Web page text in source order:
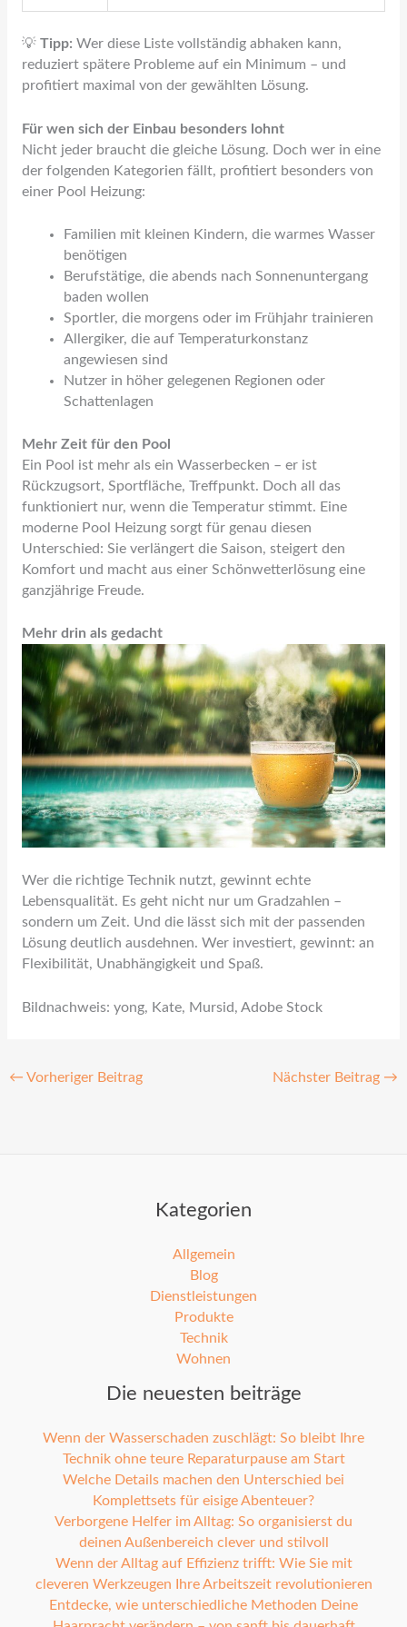
💡 Tipp: Wer diese Liste vollständig abhaken kann,
reduziert spätere Probleme auf ein Minimum – und
profitiert maximal von der gewählten Lösung.
Für wen sich der Einbau besonders lohnt
Nicht jeder braucht die gleiche Lösung. Doch wer in eine
der folgenden Kategorien fällt, profitiert besonders von
einer Pool Heizung:
Familien mit kleinen Kindern, die warmes Wasser
benötigen
Berufstätige, die abends nach Sonnenuntergang
baden wollen
Sportler, die morgens oder im Frühjahr trainieren
Allergiker, die auf Temperaturkonstanz
angewiesen sind
Nutzer in höher gelegenen Regionen oder
Schattenlagen
Mehr Zeit für den Pool
Ein Pool ist mehr als ein Wasserbecken – er ist
Rückzugsort, Sportfläche, Treffpunkt. Doch all das
funktioniert nur, wenn die Temperatur stimmt. Eine
moderne Pool Heizung sorgt für genau diesen
Unterschied: Sie verlängert die Saison, steigert den
Komfort und macht aus einer Schönwetterlösung eine
ganzjährige Freude.
Mehr drin als gedacht
Wer die richtige Technik nutzt, gewinnt echte
Lebensqualität. Es geht nicht nur um Gradzahlen –
sondern um Zeit. Und die lässt sich mit der passenden
Lösung deutlich ausdehnen. Wer investiert, gewinnt: an
Flexibilität, Unabhängigkeit und Spaß.
Bildnachweis: yong, Kate, Mursid, Adobe Stock
← Vorheriger Beitrag Nächster Beitrag →
Kategorien
Allgemein
Blog
Dienstleistungen
Produkte
Technik
Wohnen
Die neuesten beiträge
Wenn der Wasserschaden zuschlägt: So bleibt Ihre
Technik ohne teure Reparaturpause am Start
Welche Details machen den Unterschied bei
Komplettsets für eisige Abenteuer?
Verborgene Helfer im Alltag: So organisierst du
deinen Außenbereich clever und stilvoll
Wenn der Alltag auf Effizienz trifft: Wie Sie mit
cleveren Werkzeugen Ihre Arbeitszeit revolutionieren
Entdecke, wie unterschiedliche Methoden Deine